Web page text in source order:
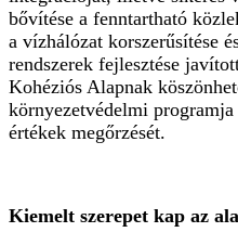
bővítése a fenntartható
a vízhálózat korszerűsítése
rendszerek fejlesztése
Kohéziós Alapnak
környezetvédelmi
értékek megőrzését.
Kiemelt szerepet kap az